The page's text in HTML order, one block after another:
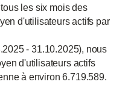
les six mois des
d'utilisateurs actifs par
- 31.10.2025), nous
d'utilisateurs actifs
à environ 6.719.589.